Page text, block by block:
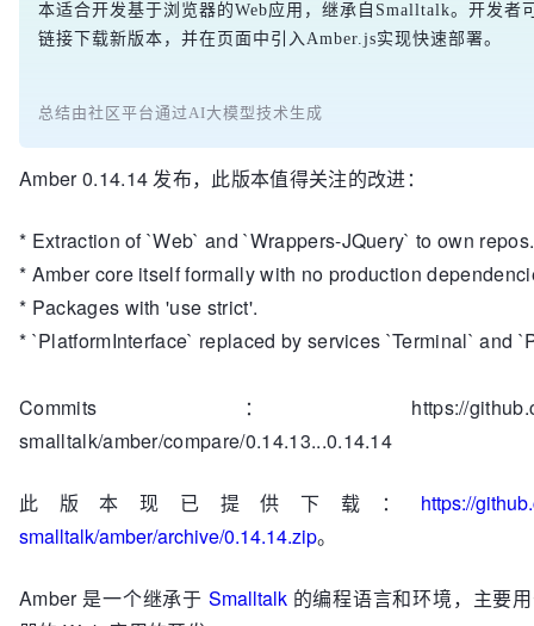
本适合开发基于浏览器的Web应用，继承自Smalltalk。开发者
链接下载新版本，并在页面中引入Amber.js实现快速部署。
总结由社区平台通过AI大模型技术生成
Amber 0.14.14 发布，此版本值得关注的改进：
* Extraction of `Web` and `Wrappers-JQuery` to own repos.
* Amber core itself formally with no production
* Packages with 'use strict'.
* `PlatformInterface` replaced by services `Terminal` and
Commits：https://github.com/
smalltalk/amber/compare/0.14.13...0.14.14
此版本现已提供下载： https://
smalltalk/amber/archive/0.14.14.zip。
Amber 是一个继承于 Smalltalk的编程语言和环境，主要